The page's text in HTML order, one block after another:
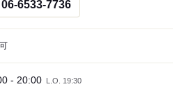
06-6533-7736
- 20:00 L.O. 19:30